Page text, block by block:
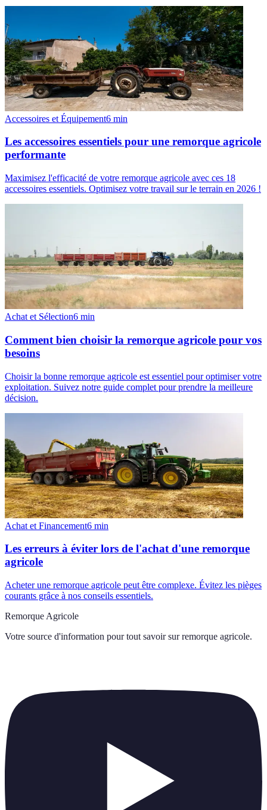
Accessoires et Équipement6 min
Les accessoires essentiels pour une remorque agricole
performante
Maximisez l'efficacité de votre remorque agricole avec ces 18
accessoires essentiels. Optimisez votre travail sur le terrain en 2026 !
Achat et Sélection6 min
Comment bien choisir la remorque agricole pour vos
besoins
Choisir la bonne remorque agricole est essentiel pour optimiser votre
exploitation. Suivez notre guide complet pour prendre la meilleure
décision.
Achat et Financement6 min
Les erreurs à éviter lors de l'achat d'une remorque
agricole
Acheter une remorque agricole peut être complexe. Évitez les pièges
courants grâce à nos conseils essentiels.
Remorque Agricole
Votre source d'information pour tout savoir sur remorque agricole.